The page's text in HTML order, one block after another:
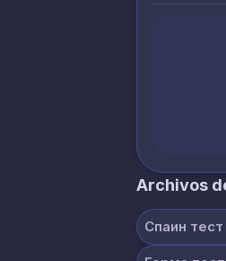
Archivos
Спаин